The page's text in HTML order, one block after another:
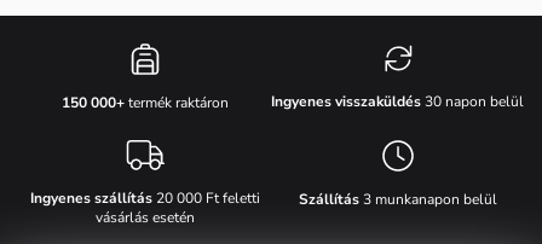
150 000+termék raktáron Ingyenes visszaküldés30 napon belül
Ingyenes szállítás20 000 Ft feletti
vásárlás esetén
Szállítás3 munkanapon belül